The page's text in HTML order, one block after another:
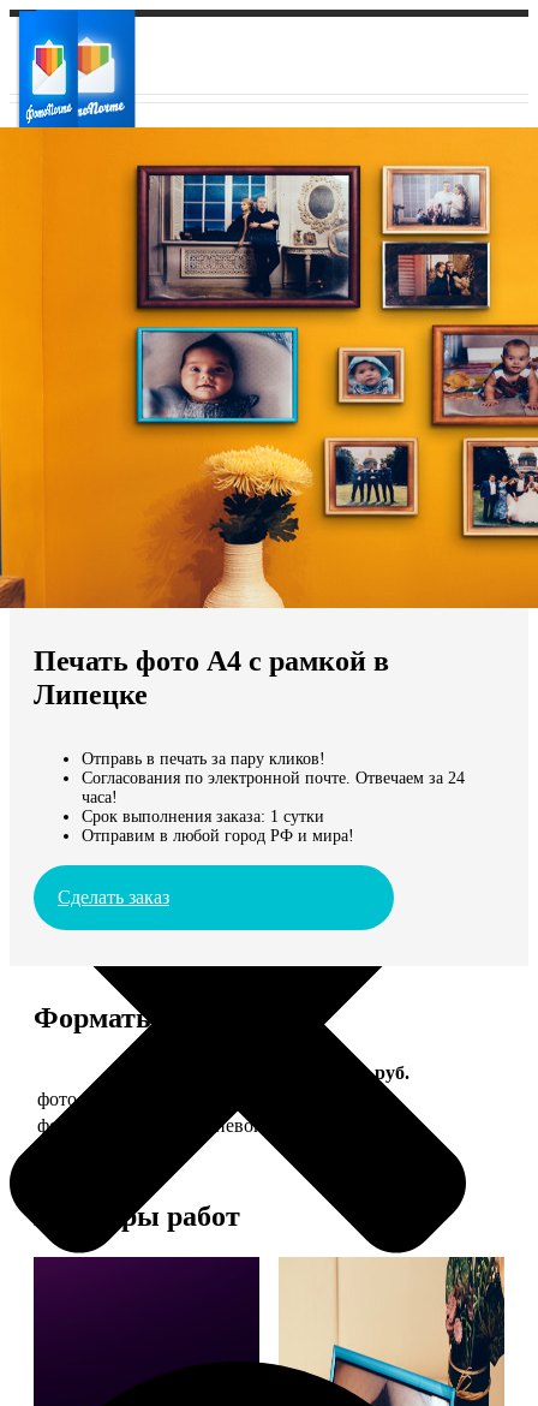
Ваш регион доставки
Выберите из списка:
Мы доставляем по всему миру
Продолжить без города
Печать фото А4 с рамкой в
Липецке
Отправь в печать за пару кликов!
Согласования по электронной почте. Отвечаем за 24
часа!
Срок выполнения заказа: 1 сутки
Отправим в любой город РФ и мира!
Сделать заказ
Форматы и цены
Цена, руб.
фото 20х30 в деревянной рамке
фото 20х30 в алюминиевой рамке
Примеры работ